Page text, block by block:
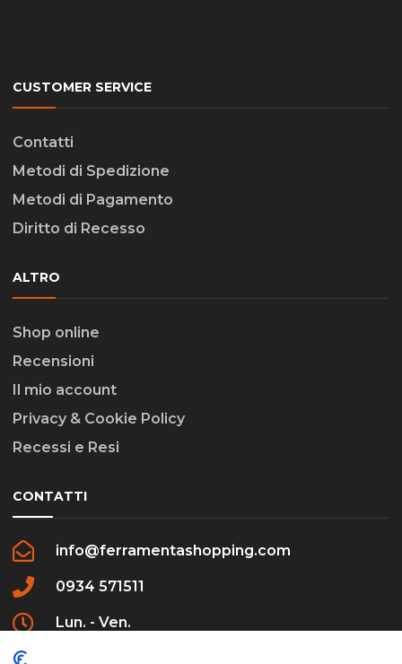
CUSTOMER SERVICE
Contatti
Metodi di Spedizione
Metodi di Pagamento
Diritto di Recesso
ALTRO
Shop online
Recensioni
Il mio account
Privacy & Cookie Policy
Recessi e Resi
CONTATTI
info@ferramentashopping.com
0934 571511
Lun. - Ven.